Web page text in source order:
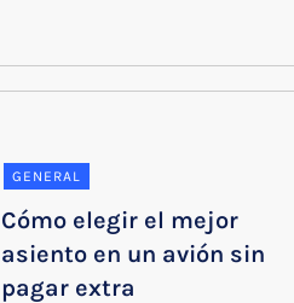
GENERAL
Cómo elegir el mejor
asiento en un avión sin
pagar extra